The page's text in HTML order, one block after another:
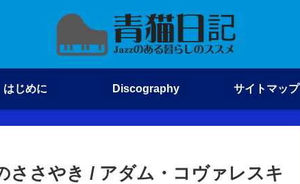
はじめに Discography サイトマップ
さやき / アダム・コヴァレスキ